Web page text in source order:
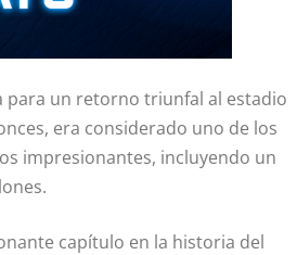
para un retorno triunfal al estadio
era considerado uno de los
impresionantes, incluyendo un
capítulo en la historia del